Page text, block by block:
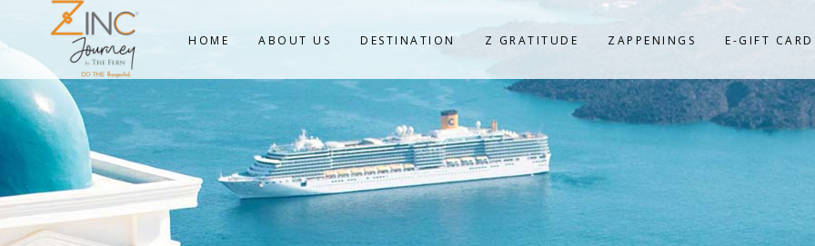
HOME ABOUT US DESTINATION Z GRATITUDE ZAPPENINGS E-GIFT CARD